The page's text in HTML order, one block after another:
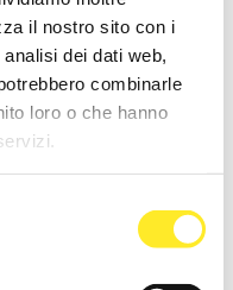
il nostro sito con i
dei dati web,
combinarle
loro o che hanno
this brand.